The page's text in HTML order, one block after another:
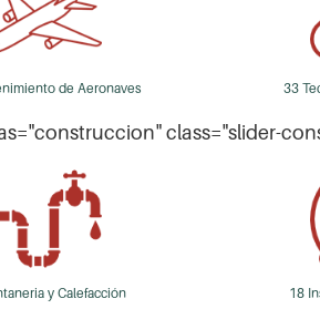
de Aeronaves 33
class="slider-
y Calefacción 18